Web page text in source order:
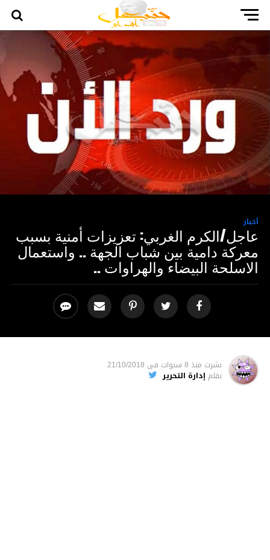
أخبار
عاجل/الكرم الغربي: تعزيزات أمنية بسبب
معركة دامية بين شباب الجهة .. واستعمال
الاسلحة البيضاء والهراوات ..
نشرت منذ 8 سنوات فى 21/10/2018
بقلم إدارة التحرير